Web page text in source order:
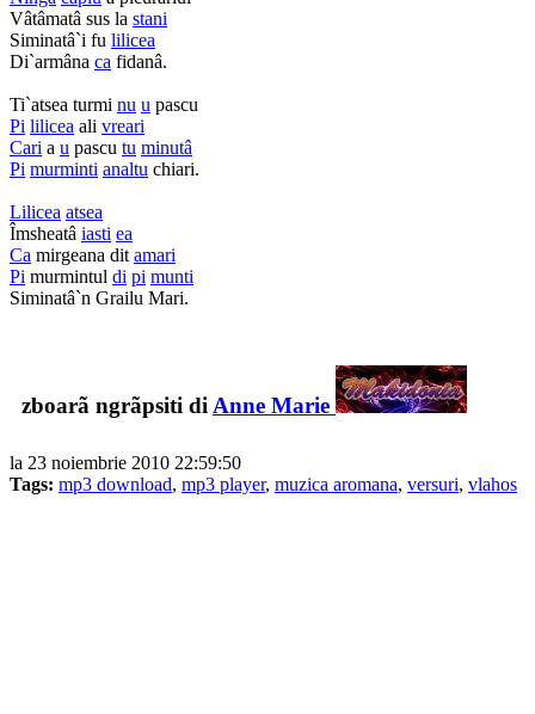
Vâtâmatâ sus la stani
Siminatâ`i fu lilicea
Di`armâna ca fidanâ.
Ti`atsea turmi nu u pascu
Pi lilicea ali vreari
Cari a u pascu tu minutâ
Pi murminti analtu chiari.
Lilicea atsea
Îmsheatâ iasti ea
Ca mirgeana dit amari
Pi murmintul di pi munti
Siminatâ`n Grailu Mari.
zboarã ngrãpsiti di Anne Marie
la 23 noiembrie 2010 22:59:50
Tags: mp3 download, mp3 player, muzica aromana, versuri, vlahos